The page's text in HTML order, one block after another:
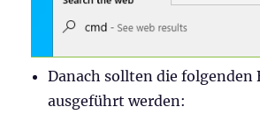
Danach sollten die folgenden
ausgeführt werden: